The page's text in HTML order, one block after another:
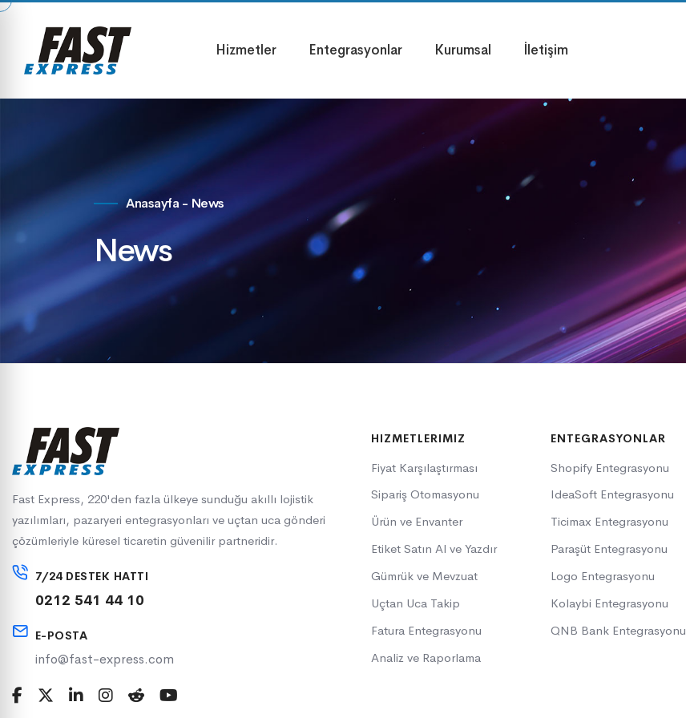
Hizmetler Entegrasyonlar Kurumsal İletişim
Anasayfa- News
News
Fast Express, 220'den fazla ülkeye sunduğu akıllı lojistik
yazılımları, pazaryeri entegrasyonları ve uçtan uca gönderi
çözümleriyle küresel ticaretin güvenilir partneridir.
7/24 DESTEK HATTI
0212 541 44 10
E-POSTA
info@fast-express.com
HIZMETLERIMIZ
Fiyat Karşılaştırması
Sipariş Otomasyonu
Ürün ve Envanter
Etiket Satın Al ve Yazdır
Gümrük ve Mevzuat
Uçtan Uca Takip
Fatura Entegrasyonu
Analiz ve Raporlama
ENTEGRASYONLAR
Shopify Entegrasyonu
IdeaSoft Entegrasyonu
Ticimax Entegrasyonu
Paraşüt Entegrasyonu
Logo Entegrasyonu
Kolaybi Entegrasyonu
QNB Bank Entegrasyonu